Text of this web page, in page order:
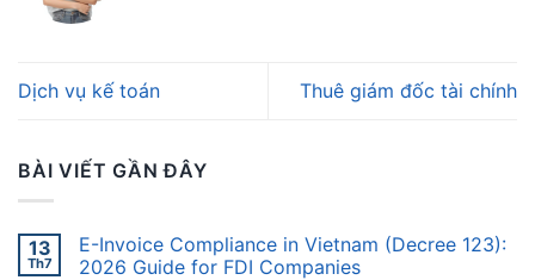
Dịch vụ kế toán Thuê giám đốc tài chính
BÀI VIẾT GẦN ĐÂY
13
Th7
E-Invoice Compliance in Vietnam (Decree 123):
2026 Guide for FDI Companies